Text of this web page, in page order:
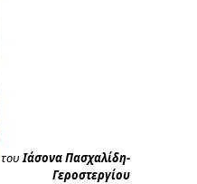
τουΙάσονα Πασχαλίδη-
Γεροστεργίου